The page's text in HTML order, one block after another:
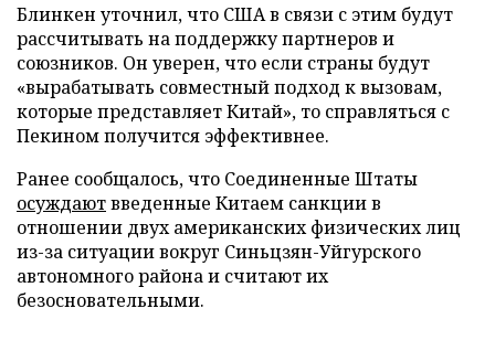
Блинкен уточнил, что США в связи с этим будут
рассчитывать на поддержку партнеров и
союзников. Он уверен, что если страны будут
«вырабатывать совместный подход к вызовам,
которые представляет Китай», то справляться с
Пекином получится эффективнее.
Ранее сообщалось, что Соединенные Штаты
осуждаютвведенные Китаем санкции в
отношении двух американских физических лиц
из-за ситуации вокруг Синьцзян-Уйгурского
автономного района и считают их
безосновательными.